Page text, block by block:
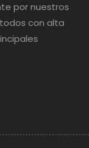
por nuestros
con alta